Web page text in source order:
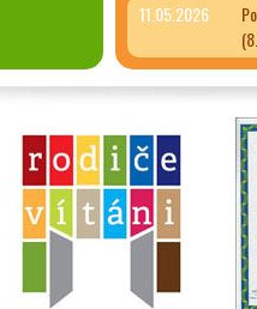
11.05.2026